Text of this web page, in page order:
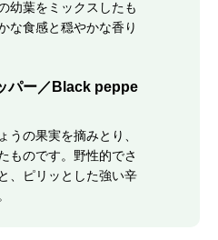
幼葉をミックスしたも
な食感と穏やかな香り
パー／Black peppe
うの果実を摘みとり、
ものです。野性的でさ
、ピリッとした強い辛